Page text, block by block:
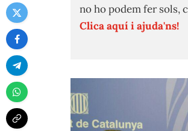
no ho podem fer sols,
Clica aquí i ajuda'ns!